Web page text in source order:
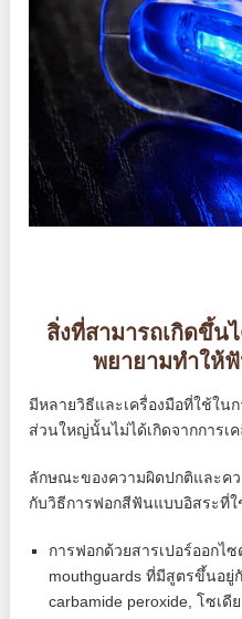
สิ่งที่สามารถเกิดขึ้น
พยายามทำให้
มีหลายวิธีและเครื่องมือที่ใช้ใ
ส่วนใหญ่นั้นไม่ได้เกิดจากการเ
ลักษณะของความผิดปกติและค
กับวิธีการฟอกสีฟันแบบอิสระที่ใ
การฟอกด้วยสารเปอร์ออกไ
mouthguards ที่มีสูตรขึ้นอยู่
carbamide peroxide, โซเดี